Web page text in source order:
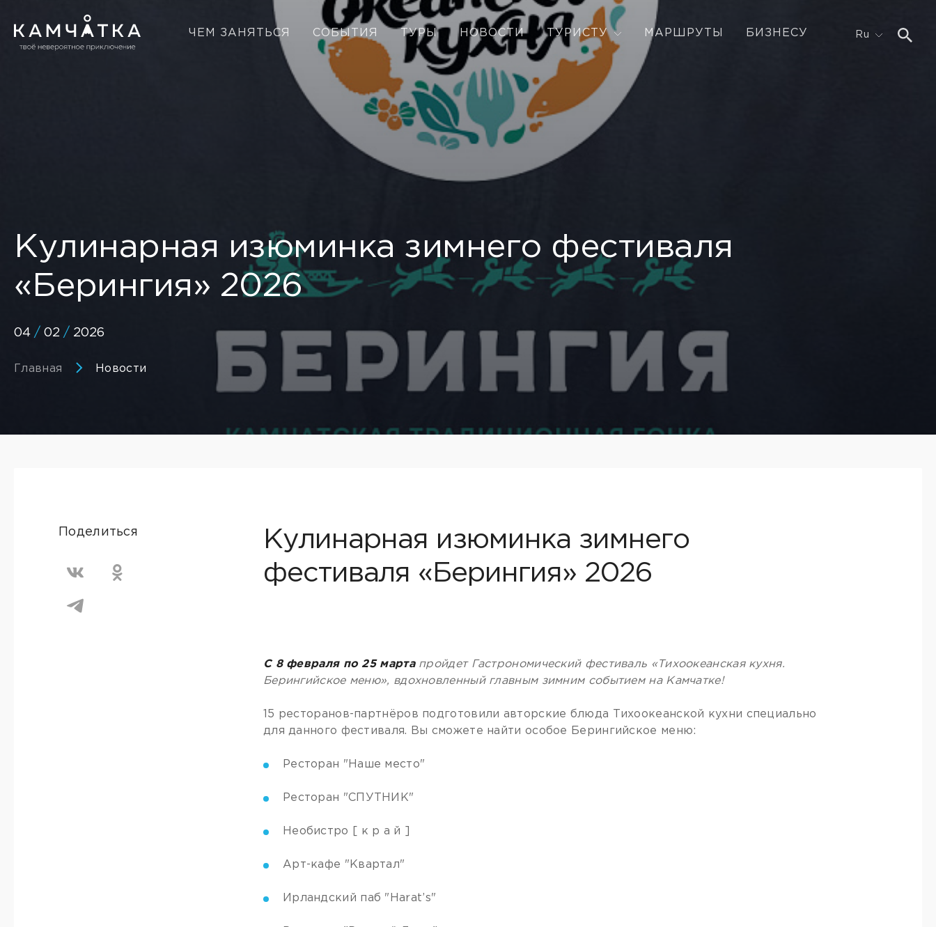
ЧЕМ ЗАНЯТЬСЯ СОБЫТИЯ ТУРЫ НОВОСТИ ТУРИСТУ МАРШРУТЫ БИЗНЕСУ Ru
Кулинарная изюминка зимнего фестиваля
«Берингия» 2026
04 / 02 / 2026
Главная Новости
Поделиться
Кулинарная изюминка зимнего
фестиваля «Берингия» 2026
С 8 февраля по 25 мартапройдет Гастрономический фестиваль «Тихоокеанская кухня.
Берингийское меню», вдохновленный главным зимним событием на Камчатке!
15 ресторанов-партнёров подготовили авторские блюда Тихоокеанской кухни специально
для данного фестиваля. Вы сможете найти особое Берингийское меню:
Ресторан "Наше место"
Ресторан "СПУТНИК"
Необистро [ к р а й ]
Арт-кафе "Квартал"
Ирландский паб "Harat’s"️